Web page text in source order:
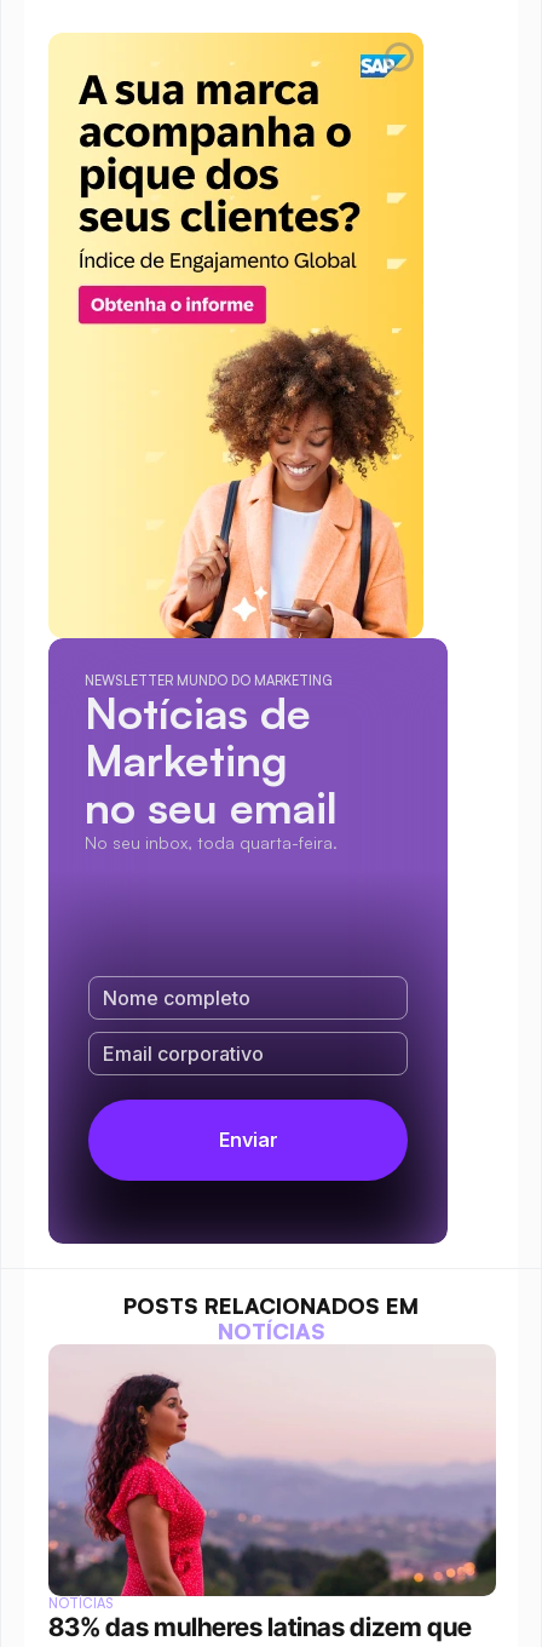
NEWSLETTER MUNDO DO MARKETING
Notícias de
Marketing
no seu email
No seu inbox, toda quarta-feira.
POSTS RELACIONADOS EM
NOTÍCIAS
NOTÍCIAS
83% das mulheres latinas dizem que